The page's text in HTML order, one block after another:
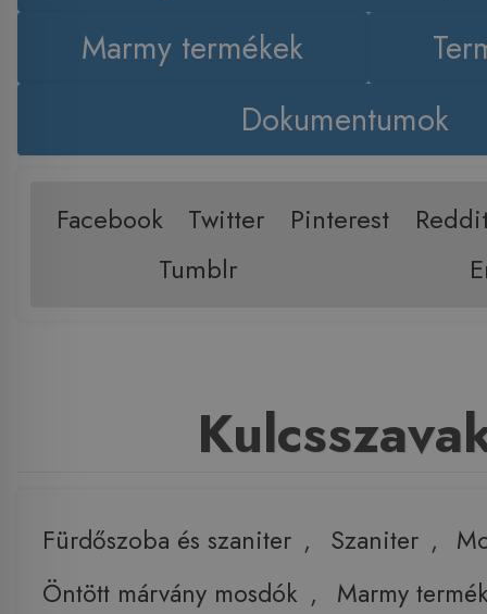
Marmy termékek
Dokumentumok
Facebook Twitter Pinterest
Tumblr
Fürdőszoba és szaniter , Szaniter ,
Öntött márvány mosdók ,
Marmy